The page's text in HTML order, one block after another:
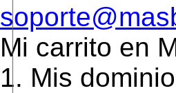
Mi carrito en
1. Mis